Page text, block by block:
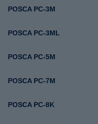
POSCA PC-3M
POSCA PC-3ML
POSCA PC-5M
POSCA PC-7M
POSCA PC-8K